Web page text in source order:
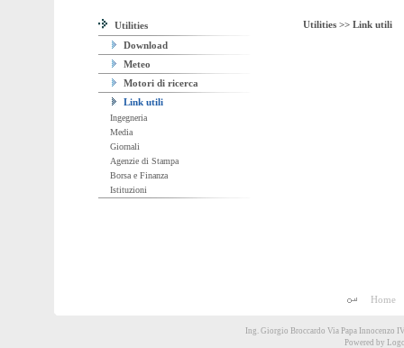
Utilities
Download
Meteo
Motori di ricerca
Link utili
Ingegneria
Media
Giornali
Agenzie di Stampa
Borsa e Finanza
Istituzioni
Utilities >> Link utili
Home
Ing. Giorgio Broccardo Via Papa Innocenzo
Powered by